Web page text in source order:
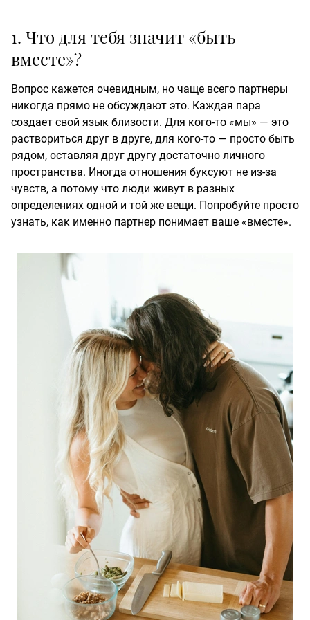
1. Что для тебя значит «быть
вместе»?
Вопрос кажется очевидным, но чаще всего партнеры
никогда прямо не обсуждают это. Каждая пара
создает свой язык близости. Для кого-то «мы» — это
раствориться друг в друге, для кого-то — просто быть
рядом, оставляя друг другу достаточно личного
пространства. Иногда отношения буксуют не из-за
чувств, а потому что люди живут в разных
определениях одной и той же вещи. Попробуйте просто
узнать, как именно партнер понимает ваше «вместе».